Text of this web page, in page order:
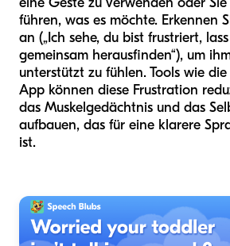
führen, was es möchte. Erkennen
an („Ich sehe, du bist frustriert,
gemeinsam herausfinden“), um
unterstützt zu fühlen. Tools wie die
App können diese Frustration
das Muskelgedächtnis und das
aufbauen, das für eine klarere
ist.